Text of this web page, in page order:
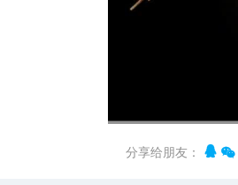
00:00 / 01:58
分享给朋友：